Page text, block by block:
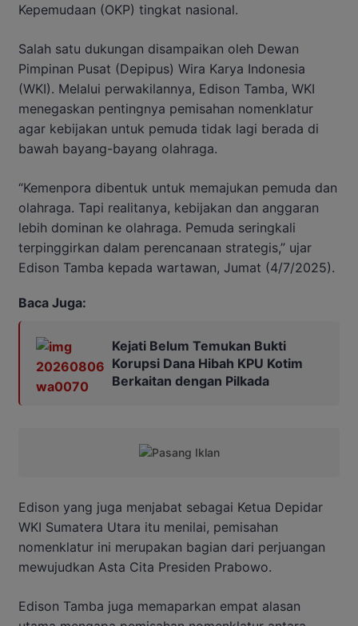
Kepemudaan (OKP) tingkat nasional.
Salah satu dukungan disampaikan oleh Dewan
Pimpinan Pusat (Depipus) Wira Karya Indonesia
(WKI). Melalui perwakilannya, Edison Tamba, WKI
menegaskan pentingnya pemisahan nomenklatur
agar kebijakan untuk pemuda tidak lagi berada di
bawah bayang-bayang olahraga.
“Kemenpora dibentuk untuk memajukan pemuda dan
olahraga. Tapi realitanya, kebijakan dan anggaran
lebih dominan ke olahraga. Pemuda seringkali
terpinggirkan dalam perencanaan strategis,” ujar
Edison Tamba kepada wartawan, Jumat (4/7/2025).
Baca Juga:
Kejati Belum Temukan Bukti
Korupsi Dana Hibah KPU Kotim
Berkaitan dengan Pilkada
Edison yang juga menjabat sebagai Ketua Depidar
WKI Sumatera Utara itu menilai, pemisahan
nomenklatur ini merupakan bagian dari perjuangan
mewujudkan Asta Cita Presiden Prabowo.
Edison Tamba juga memaparkan empat alasan